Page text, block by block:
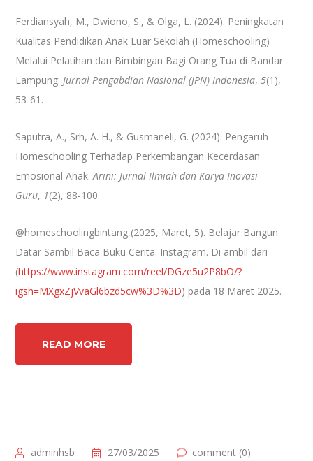
Ferdiansyah, M., Dwiono, S., & Olga, L. (2024). Peningkatan
Kualitas Pendidikan Anak Luar Sekolah (Homeschooling)
Melalui Pelatihan dan Bimbingan Bagi Orang Tua di Bandar
Lampung.Jurnal Pengabdian Nasional (JPN) Indonesia,5(1),
53-61.
Saputra, A., Srh, A. H., & Gusmaneli, G. (2024). Pengaruh
Homeschooling Terhadap Perkembangan Kecerdasan
Emosional Anak.Arini: Jurnal Ilmiah dan Karya Inovasi
Guru, 1(2), 88-100.
@homeschoolingbintang,(2025, Maret, 5). Belajar Bangun
Datar Sambil Baca Buku Cerita. Instagram. Di ambil dari
(https://www.instagram.com/reel/DGze5u2P8bO/?
igsh=MXgxZjVvaGl6bzd5cw%3D%3D) pada 18 Maret 2025.
READ MORE
adminhsb 27/03/2025
comment (0)